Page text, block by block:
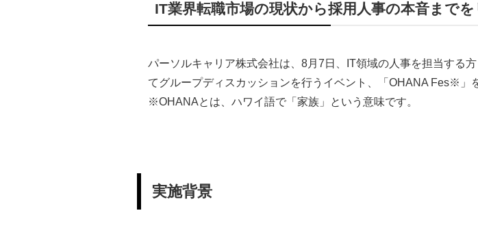
IT業界転職市場の現状から採用人事の本音までを
パーソルキャリア株式会社は、8月7日、IT領域の人事を担当する
てグループディスカッションを行うイベント、「OHANA Fes※」
※OHANAとは、ハワイ語で「家族」という意味です。
実施背景